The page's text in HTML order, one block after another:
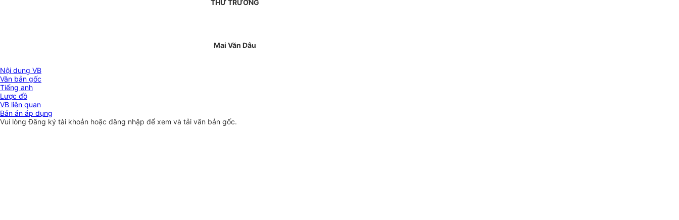
THỨ TRƯỞNG
Mai Văn Dâu
Nội dung VB
Văn bản gốc
Tiếng anh
Lược đồ
VB liên quan
Bản án áp dụng
Vui lòngĐăng ký tài khoản hoặc đăng nhập để xem và tải văn bản gốc.